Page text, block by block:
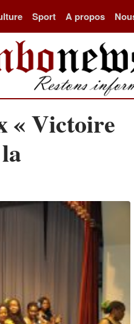
Sport A propos
« Victoire